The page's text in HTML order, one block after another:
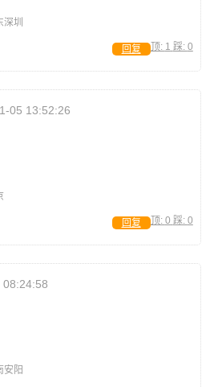
圳
顶: 1 踩: 0
回复
05 13:52:26
顶: 0 踩: 0
回复
08:24:58
安阳